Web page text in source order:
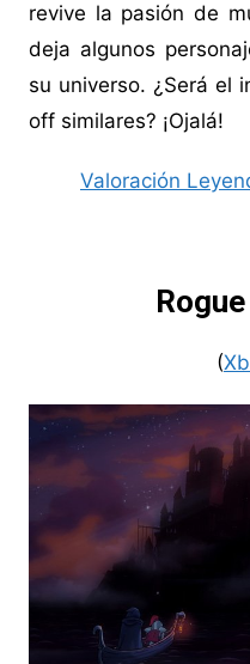
revive la pasión de
deja algunos
su universo. ¿Será el
off similares? ¡Ojalá!
Valoración
(